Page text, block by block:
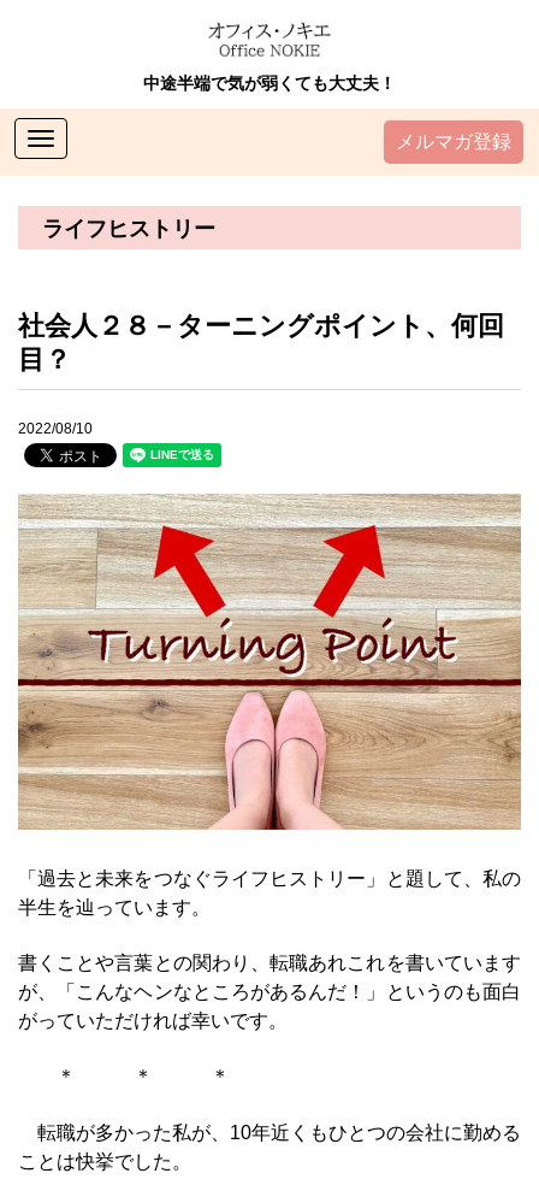
中途半端で気が弱くても大丈夫！
Toggle
navigation
メルマガ登録
ライフヒストリー
社会人２８－ターニングポイント、何回
目？
2022/08/10
「過去と未来をつなぐライフヒストリー」と題して、私の
半生を辿っています。
書くことや言葉との関わり、転職あれこれを書いています
が、「こんなヘンなところがあるんだ！」というのも面白
がっていただければ幸いです。
＊ ＊ ＊
転職が多かった私が、10年近くもひとつの会社に勤める
ことは快挙でした。